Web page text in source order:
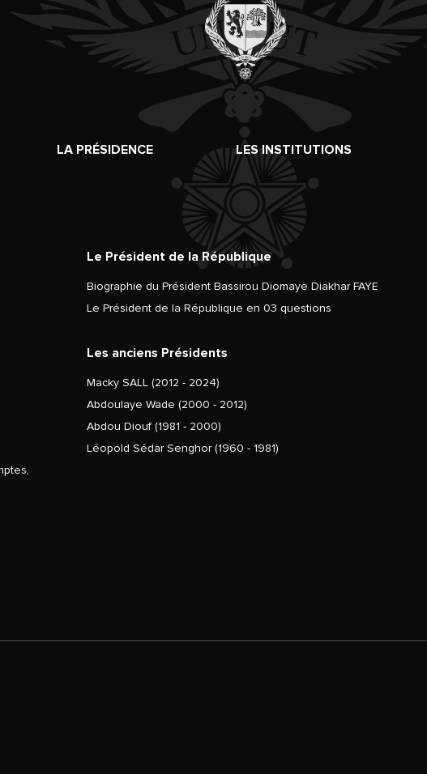
LA PRÉSIDENCE LES INSTITUTIONS
Le Président de la République
Biographie du Président Bassirou Diomaye Diakhar FAYE
Le Président de la République en 03 questions
Les anciens Présidents
Macky SALL (2012 - 2024)
Abdoulaye Wade (2000 - 2012)
Abdou Diouf (1981 - 2000)
Léopold Sédar Senghor (1960 - 1981)